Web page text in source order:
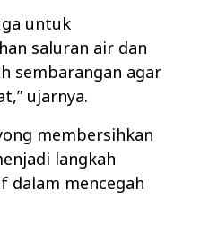
untuk
saluran air dan
sembarangan agar
ujarnya.
membersihkan
langkah
dalam mencegah